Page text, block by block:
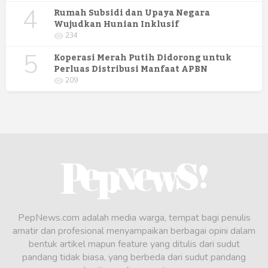
4 Rumah Subsidi dan Upaya Negara
Wujudkan Hunian Inklusif
234
5 Koperasi Merah Putih Didorong untuk
Perluas Distribusi Manfaat APBN
209
PepNews.com adalah media warga, tempat bagi penulis
amatir dan profesional menyampaikan berbagai opini dalam
bentuk artikel mapun feature yang ditulis dari sudut
pandang tidak biasa, yang berbeda dari sudut pandang